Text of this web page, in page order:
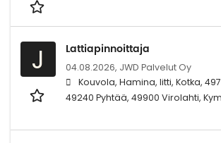
J Lattiapinnoittaja
04.08.2026, JWD Palvelut Oy
Kouvola, Hamina, Iitti, Kotka,
49240 Pyhtää, 49900 Virolahti,